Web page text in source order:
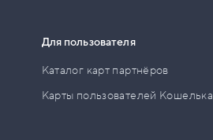
Для пользователя
Каталог карт партнёров
Карты пользователей Кошелька